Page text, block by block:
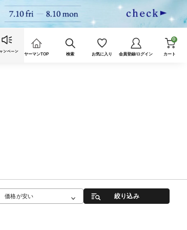
ヤーマンTOP 検索 お気に入り 会員登録/ログイン カート
0
価格が安い 絞り込み